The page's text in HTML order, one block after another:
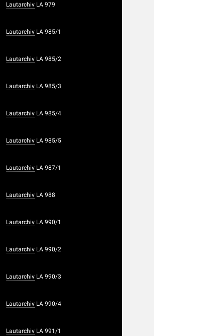
Lautarchiv LA 979
Lautarchiv LA 985/1
Lautarchiv LA 985/2
Lautarchiv LA 985/3
Lautarchiv LA 985/4
Lautarchiv LA 985/5
Lautarchiv LA 987/1
Lautarchiv LA 988
Lautarchiv LA 990/1
Lautarchiv LA 990/2
Lautarchiv LA 990/3
Lautarchiv LA 990/4
Lautarchiv LA 991/1